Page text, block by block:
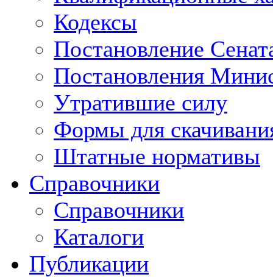
Кодексы
Постановление
Постановления
Утратившие силу
Формы для
Штатные нормативы
Справочники
Справочники
Каталоги
Публикации